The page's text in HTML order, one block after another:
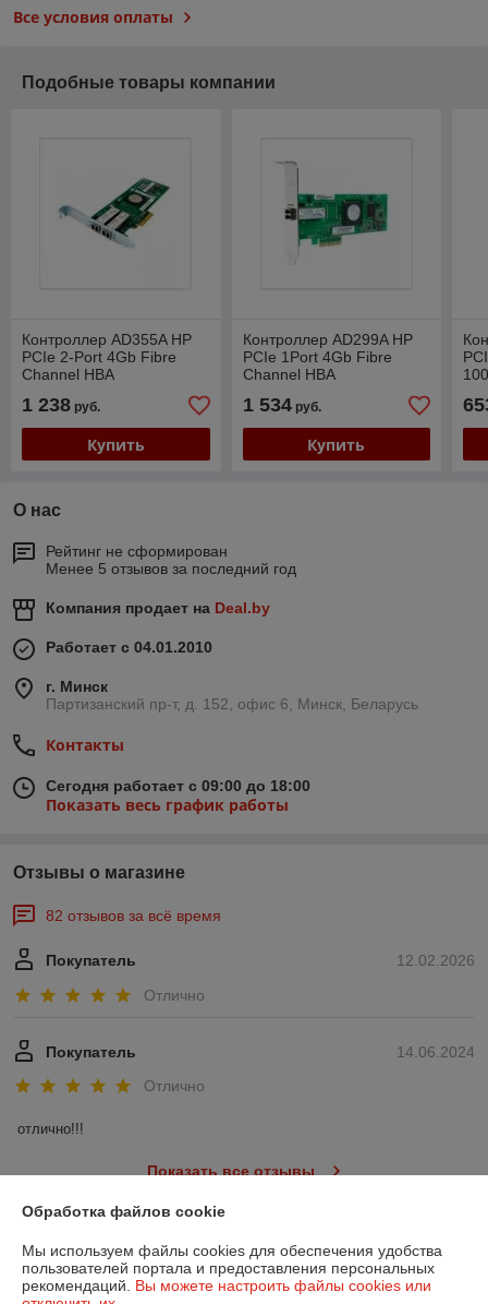
Все условия оплаты
Подобные товары компании
Контроллер AD355A HP
PCIe 2-Port 4Gb Fibre
Channel HBA
1 238 руб.
Купить
Контроллер AD299A HP
PCIe 1Port 4Gb Fibre
Channel HBA
1 534руб.
Купить
О нас
Рейтинг не сформирован
Менее 5 отзывов за последний год
Компания продает на Deal.by
Работает с 04.01.2010
г. Минск
Партизанский пр-т, д. 152, офис 6, Минск, Беларусь
Контакты
Сегодня работает с 09:00 до 18:00
Показать весь график работы
Отзывы о магазине
82 отзывов за всё время
12.02.2026
Покупатель
Отлично
14.06.2024
Покупатель
Отлично
отлично!!!
Показать все отзывы
О нас
Контакты
Обработка файлов cookie
Мы используем файлы cookies для обеспечения удобства
пользователей портала и предоставления персональных
рекомендаций. Вы можете настроить файлы cookies или